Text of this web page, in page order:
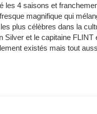
les 4 saisons et
magnifique qui
plus célèbres dans la
Silver et le capitaine FLINT
existés mais tout